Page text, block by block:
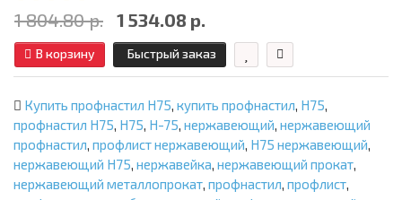
1 804.80 р. 1 534.08 р.
В корзину Быстрый заказ
Купить профнастил Н75, купить профнастил, Н75,
профнастил Н75, Н75, Н-75, нержавеющий, нержавеющий
профнастил, профлист нержавеющий, Н75 нержавеющий,
нержавеющий Н75, нержавейка, нержавеющий прокат,
нержавеющий металлопрокат, профнастил, профлист,